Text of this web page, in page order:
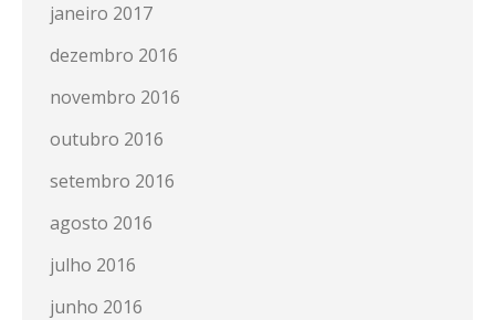
janeiro 2017
dezembro 2016
novembro 2016
outubro 2016
setembro 2016
agosto 2016
julho 2016
junho 2016